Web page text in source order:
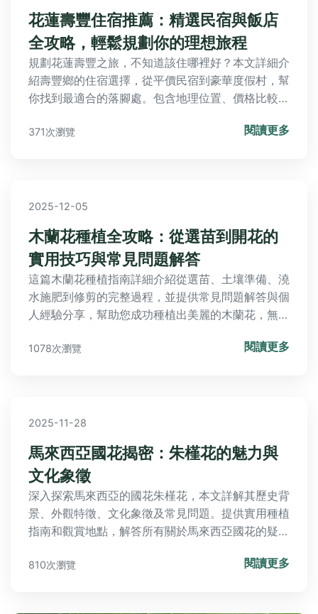
花蓮壽豐住宿推薦：精選民宿與飯店
全攻略，輕鬆規劃你的理想旅程
規劃花蓮壽豐之旅，不知道該住哪裡好？本文詳細介
紹壽豐鄉的住宿選擇，從平價民宿到豪華度假村，幫
你找到最適合的落腳處。包含地理位置、價格比較和
難雜症。
371次瀏覽 閱讀更多
2025-12-05
木蘭花種植全攻略：從選苗到開花的
實用技巧與常見問題解答
這篇木蘭花種植指南詳細介紹從選苗、土壤準備、澆
水施肥到修剪的完整過程，並提供常見問題解答與個
人經驗分享，幫助您成功種植出美麗的木蘭花，無論
1078次瀏覽 閱讀更多
2025-11-28
馬來西亞國花揭密：朱槿花的魅力與
文化象徵
深入探索馬來西亞的國花朱槿花，本文詳解其歷史背
景、外觀特徵、文化象徵及常見問題。提供實用種植
指南和觀賞地點，解答所有關於馬來西亞國花的疑
810次瀏覽 閱讀更多